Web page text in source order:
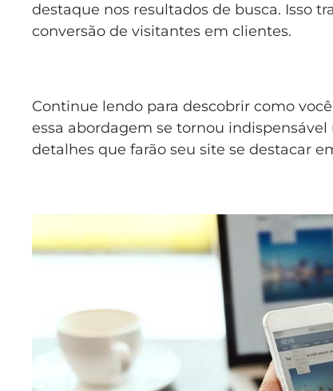
destaque nos resultados de busca. Isso
conversão de visitantes em clientes.
Continue lendo para descobrir como
essa abordagem se tornou
detalhes que farão seu site se destacar